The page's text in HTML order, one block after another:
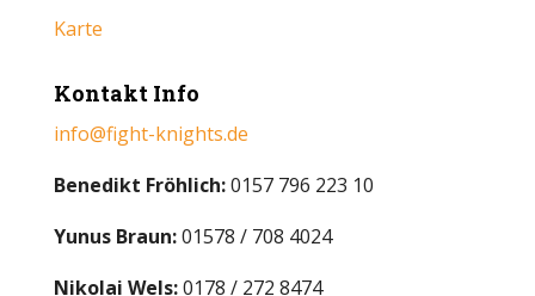
Karte
Kontakt Info
info@fight-knights.de
Benedikt Fröhlich:0157 796 223 10
Yunus Braun:01578 / 708 4024
Nikolai Wels:0178 / 272 8474